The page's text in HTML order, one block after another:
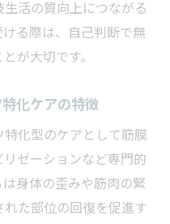
活の質向上につながる
る際は、自己判断で無
が大切です。
化ケアの特徴
化型のケアとして筋膜
ゼーションなど専門的
身体の歪みや筋肉の緊
た部位の回復を促進す